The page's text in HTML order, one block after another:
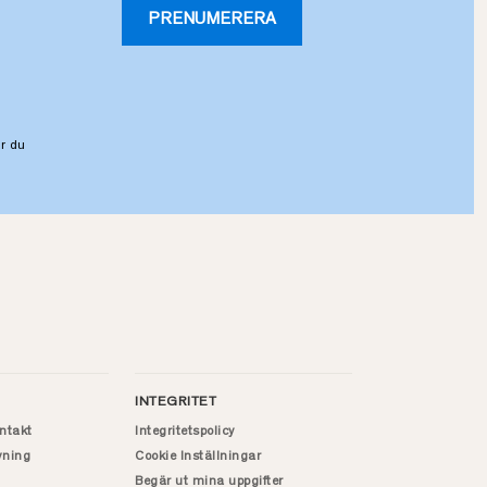
PRENUMERERA
du
INTEGRITET
Integritetspolicy
Cookie Inställningar
Begär ut mina uppgifter